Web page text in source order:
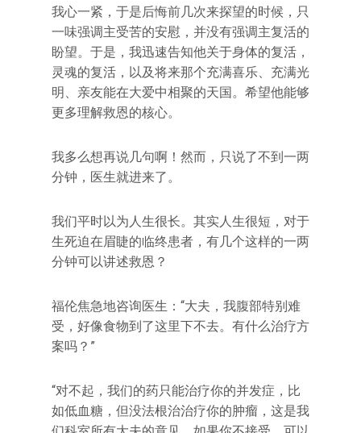
我心一紧，于是后悔前几次来探望的时候，只
一味强调主受苦的安慰，并没有强调主复活的
盼望。于是，我迅速告知他关于身体的复活，
灵魂的复活，以及将来那个充满喜乐、充满光
明、亲友能在大爱中相聚的天国。希望他能够
更多理解救恩的核心。
我多么想再说几句啊！然而，只说了不到一两
分钟，医生就进来了。
我们平时以为人生很长。其实人生很短，对于
生死迫在眉睫的临终患者，有几个这样的一两
分钟可以讲述救恩？
福伦焦急地咨询医生：“大夫，我腹部特别难
受，好像食物到了这里下不去。有什么治疗方
案吗？”
“对不起，我们的药只能治疗你的并发症，比
如低血糖，但没法根治治疗你的肿瘤，这是我